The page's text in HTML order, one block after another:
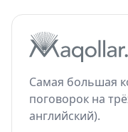
Самая большая
поговорок на
английский).